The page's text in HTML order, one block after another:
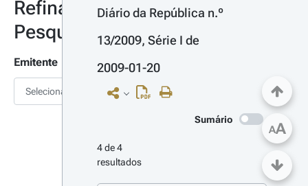
Refinar
Pesquisa
Emitente
Selecionar
Diário da República n.º
13/2009, Série I de
2009-01-20
Sumário
4 de 4
resultados
AA